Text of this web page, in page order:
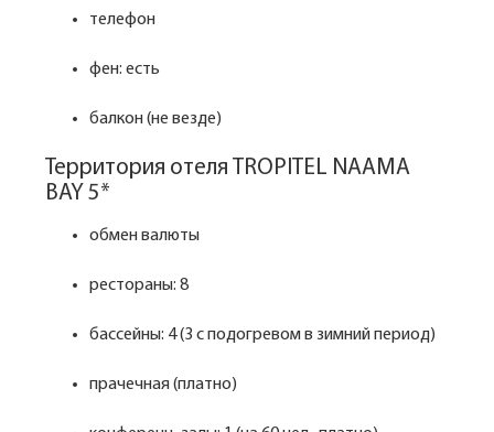
телефон
фен: есть
балкон (не везде)
Территория отеля TROPITEL NAAMA
BAY 5*
обмен валюты
рестораны: 8
бассейны: 4 (3 с подогревом в зимний период)
прачечная (платно)